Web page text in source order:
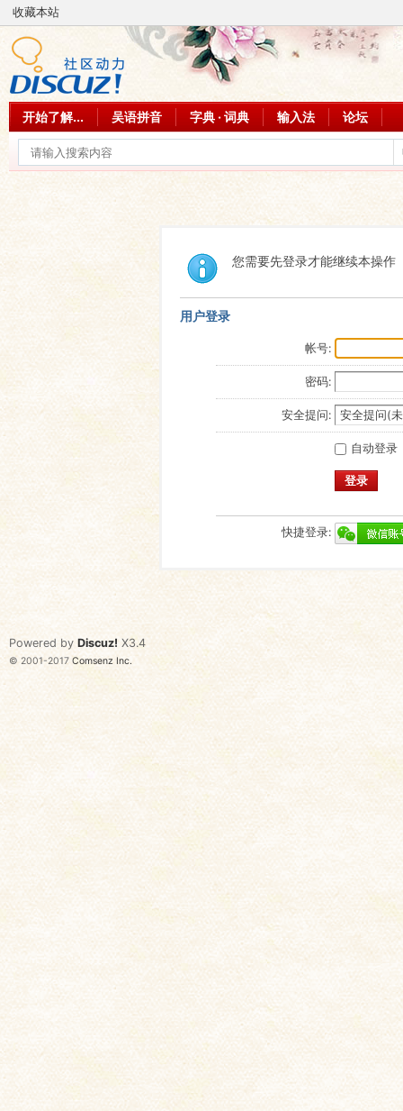
收藏本站
开始了解... 吴语拼音 字典 · 词典 输入法 论坛
您需要先登录才能继续本操作
用户登录
帐号:
密码:
安全提问:
自动登录
登录
快捷登录:
Powered by Discuz! X3.4
© 2001-2017 Comsenz Inc.